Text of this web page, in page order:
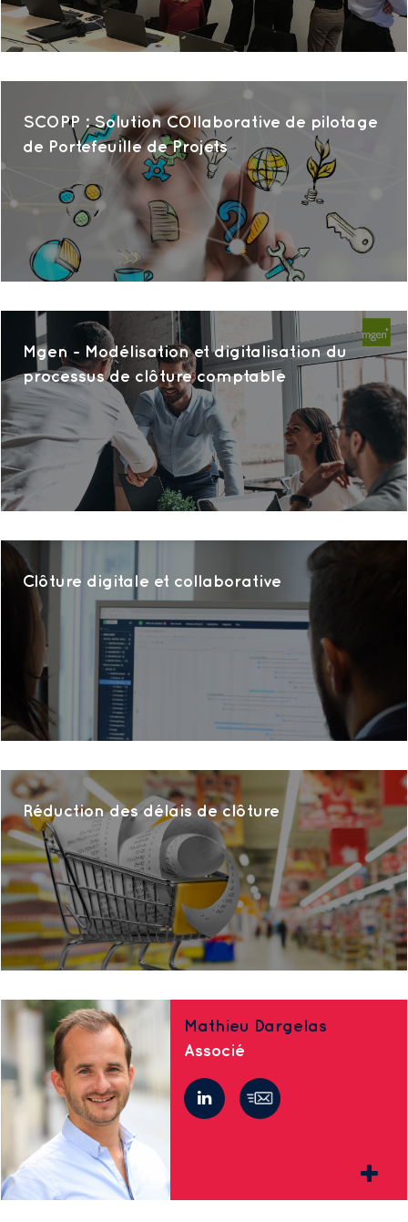
SCOPP : Solution COllaborative de pilotage
de Portefeuille de Projets
Mgen - Modélisation et digitalisation du
processus de clôture comptable
Clôture digitale et collaborative
Réduction des délais de clôture
Mathieu Dargelas
Associé